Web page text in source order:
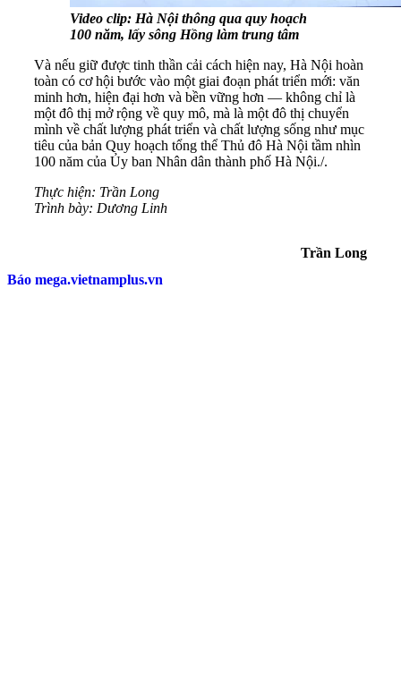
Video clip: Hà Nội thông qua quy hoạch
100 năm, lấy sông Hồng làm trung tâm
Và nếu giữ được tinh thần cải cách hiện nay, Hà Nội hoàn
toàn có cơ hội bước vào một giai đoạn phát triển mới: văn
minh hơn, hiện đại hơn và bền vững hơn — không chỉ là
một đô thị mở rộng về quy mô, mà là một đô thị chuyển
mình về chất lượng phát triển và chất lượng sống như mục
tiêu của bản Quy hoạch tổng thể Thủ đô Hà Nội tầm nhìn
100 năm của Ủy ban Nhân dân thành phố Hà Nội./.
Thực hiện: Trần Long
Trình bày: Dương Linh
Trần Long
Báo mega.vietnamplus.vn